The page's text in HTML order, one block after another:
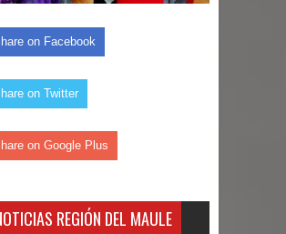
on Facebook
on Twitter
on Google Plus
REGIÓN DEL MAULE